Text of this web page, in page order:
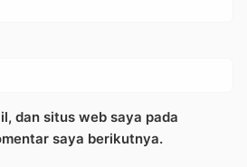
dan situs web saya pada
saya berikutnya.